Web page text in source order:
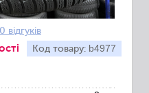
0 відгуків
Код товару: b4977